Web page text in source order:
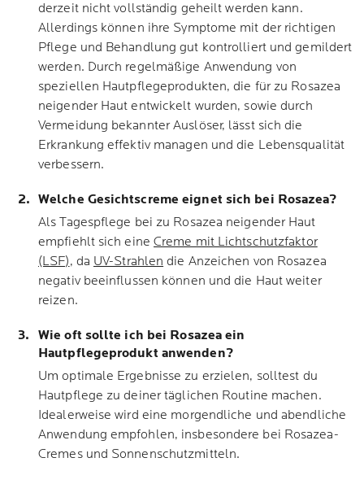
derzeit nicht vollständig geheilt werden kann.
Allerdings können ihre Symptome mit der richtigen
Pflege und Behandlung gut kontrolliert und gemildert
werden. Durch regelmäßige Anwendung von
speziellen Hautpflegeprodukten, die für zu Rosazea
neigender Haut entwickelt wurden, sowie durch
Vermeidung bekannter Auslöser, lässt sich die
Erkrankung effektiv managen und die Lebensqualität
verbessern.
Welche Gesichtscreme eignet sich bei Rosazea?
Als Tagespflege bei zu Rosazea neigender Haut
empfiehlt sich eine Creme mit Lichtschutzfaktor
(LSF), da UV-Strahlen die Anzeichen von Rosazea
negativ beeinflussen können und die Haut weiter
reizen.
Wie oft sollte ich bei Rosazea ein
Hautpflegeprodukt anwenden?
Um optimale Ergebnisse zu erzielen, solltest du
Hautpflege zu deiner täglichen Routine machen.
Idealerweise wird eine morgendliche und abendliche
Anwendung empfohlen, insbesondere bei Rosazea-
Cremes und Sonnenschutzmitteln.